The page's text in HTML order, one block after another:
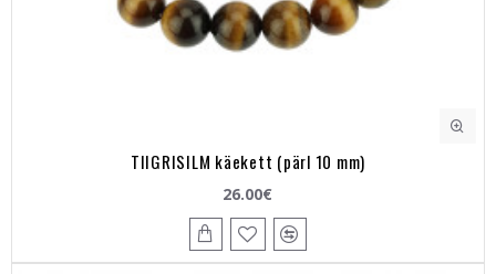
TIIGRISILM käekett (pärl 10 mm)
26.00€